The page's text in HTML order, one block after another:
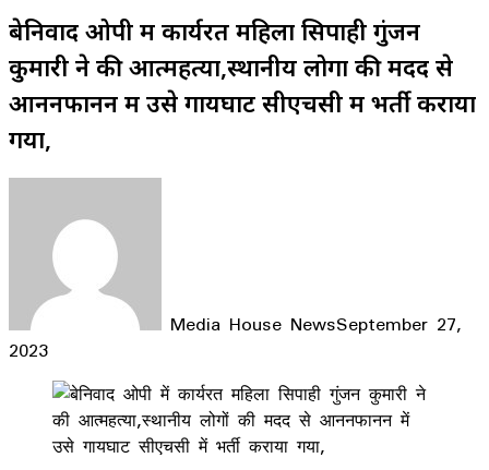
बेनिवाद ओपी में कार्यरत महिला सिपाही गुंजन
कुमारी ने की आत्महत्या,स्थानीय लोगों की मदद से
आननफानन में उसे गायघाट सीएचसी में भर्ती कराया
गया,
Media House NewsSeptember 27,
2023
Facebook
LinkedIn
WhatsApp
Telegram